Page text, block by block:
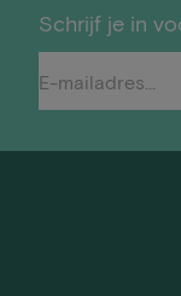
Schrijf je in